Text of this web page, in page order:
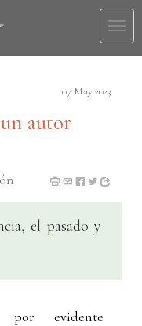
07 May 2023
autor
el pasado y
evidente